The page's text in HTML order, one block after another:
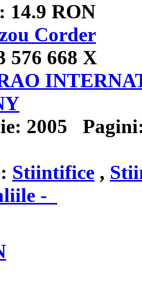
14.9 RON
Corder
576 668 X
2005
Stiintifice ,
-